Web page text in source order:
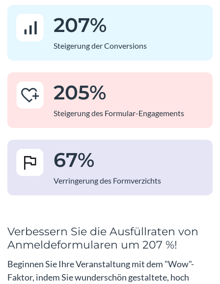
207%
Steigerung der Conversions
205%
Steigerung des Formular-Engagements
67%
Verringerung des Formverzichts
Verbessern Sie die Ausfüllraten von
Anmeldeformularen um 207 %!
Beginnen Sie Ihre Veranstaltung mit dem "Wow"-
Faktor, indem Sie wunderschön gestaltete, hoch